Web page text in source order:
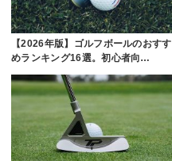
【2026年版】ゴルフボールのおすす
めランキング16選。初心者向…